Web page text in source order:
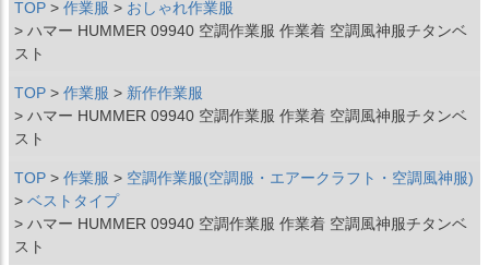
TOP 作業服
おしゃれ作業服
ハマー HUMMER 09940 空調作業服 作業着 空調風神服チタンベ
スト
TOP 作業服
新作作業服
ハマー HUMMER 09940 空調作業服 作業着 空調風神服チタンベ
スト
TOP 作業服
空調作業服(空調服・エアークラフト・空調風神服)
ベストタイプ
ハマー HUMMER 09940 空調作業服 作業着 空調風神服チタンベ
スト